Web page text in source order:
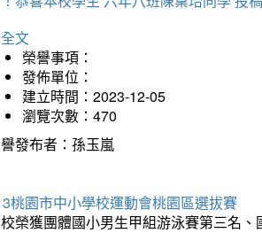
文
榮譽事項：
發佈單位：
建立時間：2023-12-05
瀏覽次數：470
發布者：孫玉嵐
桃園市中小學校運動會桃園區選拔賽
榮獲團體國小男生甲組游泳賽第三名